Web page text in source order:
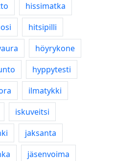
hissimatka
hitsipilli
höyrykone
hyppytesti
ilmatykki
iskuveitsi
jaksanta
jäsenvoima